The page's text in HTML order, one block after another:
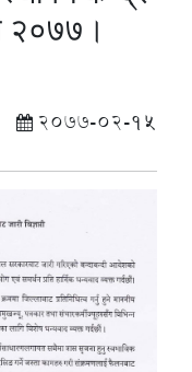
२०७७।
2077-02-15